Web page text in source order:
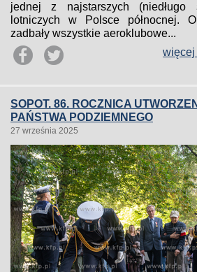
jednej z najstarszych (niedługo
lotniczych w Polsce północnej.
zadbały wszystkie aeroklubowe...
więcej
SOPOT. 86. ROCZNICA
PAŃSTWA PODZIEMNEGO
27 września 2025